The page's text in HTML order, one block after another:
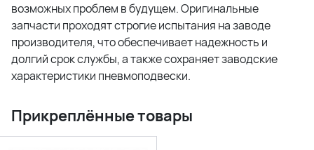
возможных проблем в будущем. Оригинальные
запчасти проходят строгие испытания на заводе
производителя, что обеспечивает надежность и
долгий срок службы, а также сохраняет заводские
характеристики пневмоподвески.
Прикреплённые товары